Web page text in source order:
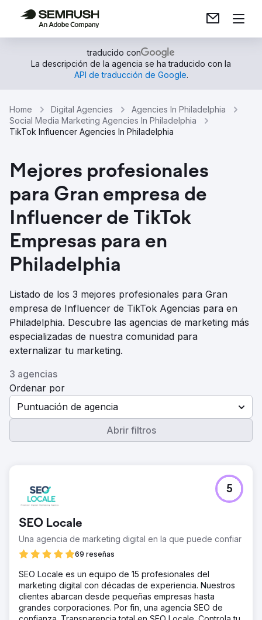
traducido con
La descripción de la agencia se ha traducido con la
API de traducción de Google.
Home Digital Agencies
Agencies In Philadelphia
Social Media Marketing Agencies In Philadelphia
TikTok Influencer Agencies In Philadelphia
Mejores profesionales
para Gran empresa de
Influencer de TikTok
Empresas para en
Philadelphia
Listado de los 3 mejores profesionales para Gran
empresa de Influencer de TikTok Agencias para en
Philadelphia. Descubre las agencias de marketing más
especializadas de nuestra comunidad para
externalizar tu marketing.
3 agencias
Ordenar por
Puntuación de agencia
Abrir filtros
SEO Locale
Una agencia de marketing digital en la que puede confiar
69 reseñas
5
SEO Locale es un equipo de 15 profesionales del
marketing digital con décadas de experiencia. Nuestros
clientes abarcan desde pequeñas empresas hasta
grandes corporaciones. Por fin, una agencia SEO de